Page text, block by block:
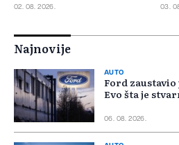
02. 08. 2026. 03.
Najnovije
AUTO
Ford
Evo šta je
06. 08. 2026.